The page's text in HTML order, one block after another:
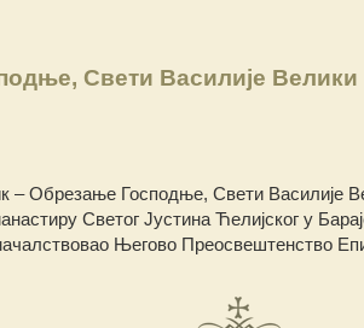
Свети Василије Велики
– Обрезање Господње, Свети Василије
Светог Јустина Ћелијског у
началствовао Његово Преосвештенство